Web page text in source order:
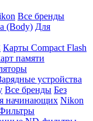
Все бренды
(Body) Для
Карты Compact Flash
памяти
устройства
Все бренды Без
начинающих Nikon